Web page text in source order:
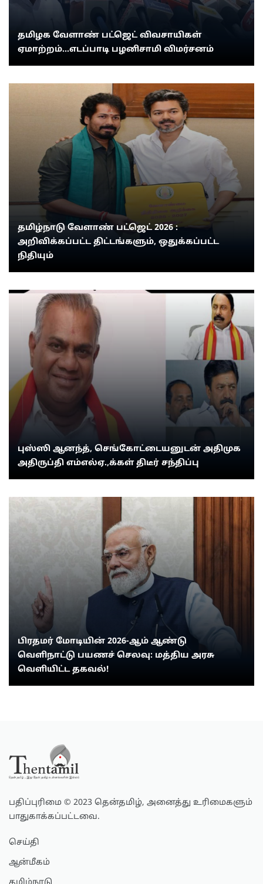
தமிழக வேளாண் பட்ஜெட் விவசாயிகள்
ஏமாற்றம்...எடப்பாடி பழனிசாமி விமர்சனம்
தமிழ்நாடு வேளாண் பட்ஜெட் 2026 :
அறிவிக்கப்பட்ட திட்டங்களும், ஒதுக்கப்பட்ட
நிதியும்
புஸ்ஸி ஆனந்த், செங்கோட்டையனுடன் அதிமுக
அதிருப்தி எம்எல்ஏ.,க்கள் திடீர் சந்திப்பு
பிரதமர் மோடியின் 2026-ஆம் ஆண்டு
வெளிநாட்டு பயணச் செலவு: மத்திய அரசு
வெளியிட்ட தகவல்!
பதிப்புரிமை © 2023 தென்தமிழ், அனைத்து உரிமைகளும்
பாதுகாக்கப்பட்டவை.
செய்தி
ஆன்மீகம்